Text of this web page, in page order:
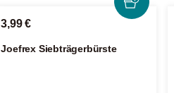
3,99 €
Joefrex Siebträgerbürste